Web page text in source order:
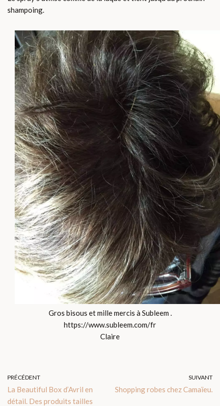
shampoing.
Gros bisous et mille mercis à Subleem .
https://www.subleem.com/fr
Claire
PRÉCÉDENT
La Beautiful Box d’Avril en
détail. Des produits tailles
SUIVANT
Shopping robes chez Camaïeu.